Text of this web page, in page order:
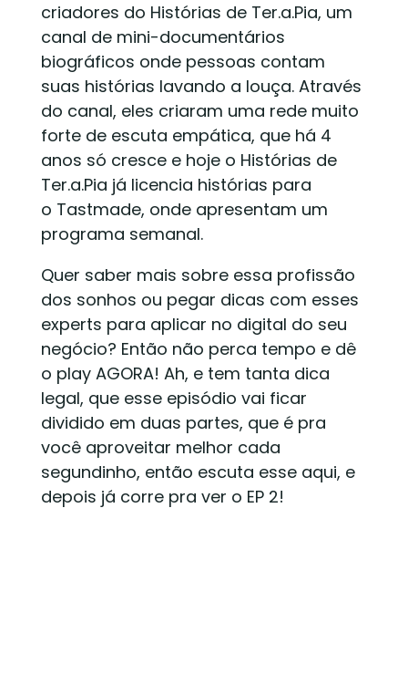
criadores do Histórias de Ter.a.Pia, um
canal de mini-documentários
biográficos onde pessoas contam
suas histórias lavando a louça. Através
do canal, eles criaram uma rede muito
forte de escuta empática, que há 4
anos só cresce e hoje o Histórias de
Ter.a.Pia já licencia histórias para
o Tastmade, onde apresentam um
programa semanal.
Quer saber mais sobre essa profissão
dos sonhos ou pegar dicas com esses
experts para aplicar no digital do seu
negócio? Então não perca tempo e dê
o play AGORA! Ah, e tem tanta dica
legal, que esse episódio vai ficar
dividido em duas partes, que é pra
você aproveitar melhor cada
segundinho, então escuta esse aqui, e
depois já corre pra ver o EP 2!